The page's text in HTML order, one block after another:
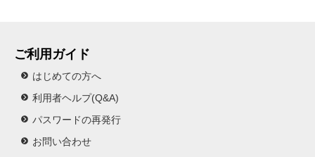
ご利用ガイド
はじめての方へ
利用者ヘルプ(Q&A)
パスワードの再発行
お問い合わせ